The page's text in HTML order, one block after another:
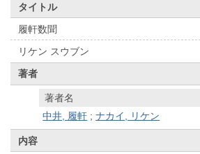
タイトル
履軒数聞
リケン スウブン
著者
著者名
中井, 履軒 ;ナカイ, リケン
内容